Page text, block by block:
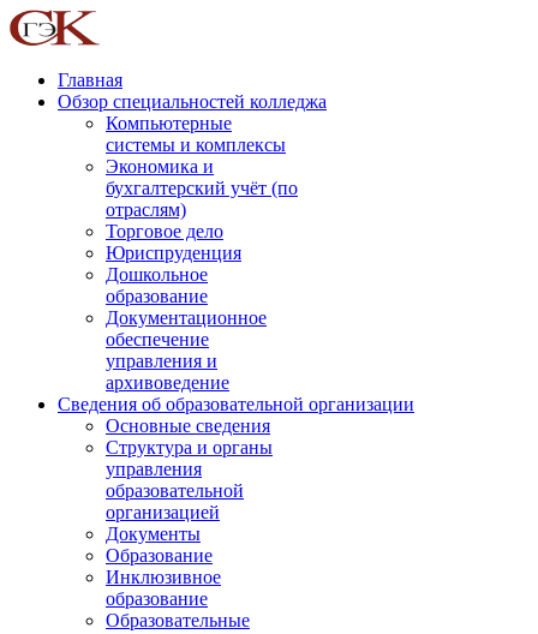
Главная
Обзор специальностей колледжа
Компьютерные
системы и комплексы
Экономика и
бухгалтерский учёт (по
отраслям)
Торговое дело
Юриспруденция
Дошкольное
образование
Документационное
обеспечение
управления и
архивоведение
Сведения об образовательной организации
Основные сведения
Структура и органы
управления
образовательной
организацией
Документы
Образование
Инклюзивное
образование
Образовательные